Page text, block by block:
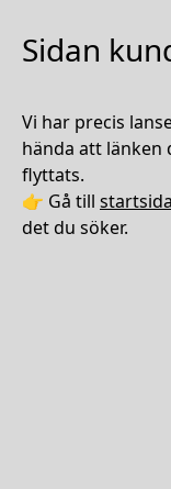
Sidan
Vi har precis
hända att länken
flyttats.
👉 Gå till
det du söker.